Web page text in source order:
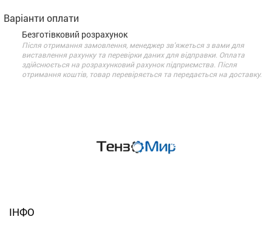
Варіанти оплати
Безготівковий розрахунок
Після отримання замовлення, менеджер зв'яжеться з вами для
виставлення рахунку та перевірки даних для відправки. Оплата
здійснюється на розрахунковий рахунок підприємства. Після
отримання коштів, товар перевіряється та передається на доставку.
ІНФО